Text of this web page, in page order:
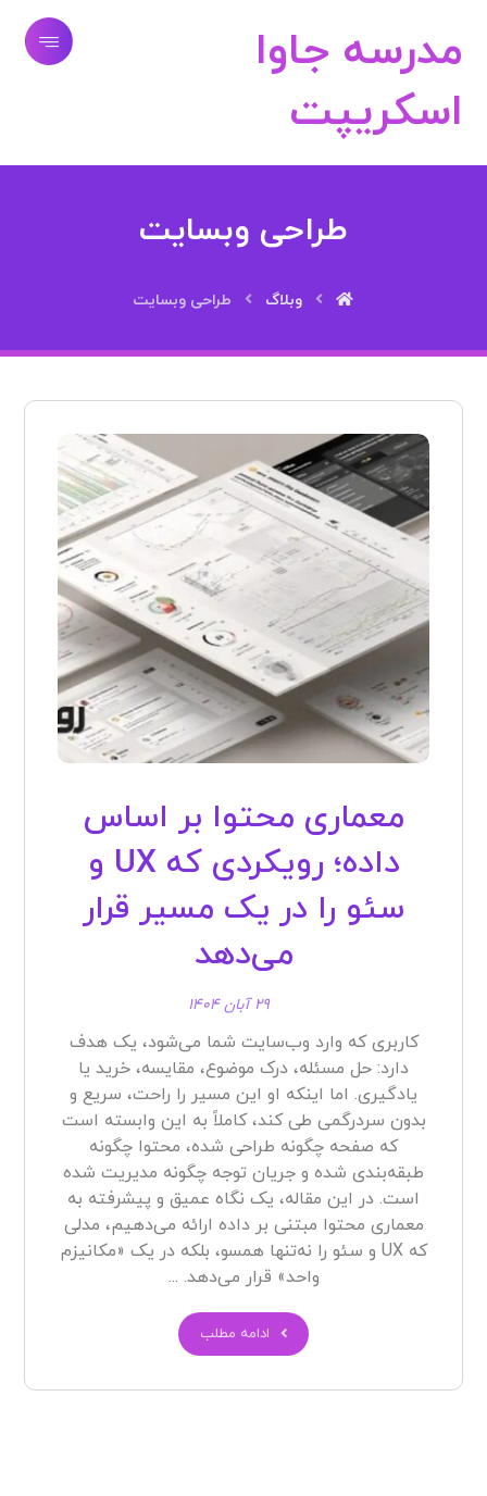
مدرسه جاوا
اسکریپت
طراحی وبسایت
وبلاگ طراحی وبسایت
معماری محتوا بر اساس
داده؛ رویکردی که UX و
سئو را در یک مسیر قرار
می‌دهد
۲۹ آبان ۱۴۰۴
کاربری که وارد وب‌سایت شما می‌شود، یک هدف
دارد: حل مسئله، درک موضوع، مقایسه، خرید یا
یادگیری. اما اینکه او این مسیر را راحت، سریع و
بدون سردرگمی طی کند، کاملاً به این وابسته است
که صفحه چگونه طراحی شده، محتوا چگونه
طبقه‌بندی شده و جریان توجه چگونه مدیریت شده
است. در این مقاله، یک نگاه عمیق و پیشرفته به
معماری محتوا مبتنی بر داده ارائه می‌دهیم، مدلی
که UX و سئو را نه‌تنها همسو، بلکه در یک «مکانیزم
واحد» قرار می‌دهد. ...
ادامه مطلب